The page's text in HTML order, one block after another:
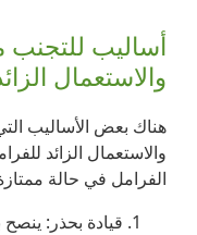
أساليب للتجنب
والاستعمال
هناك بعض الأساليب
والاستعمال الزائد
الفرامل في حالة
قيادة بحذر: